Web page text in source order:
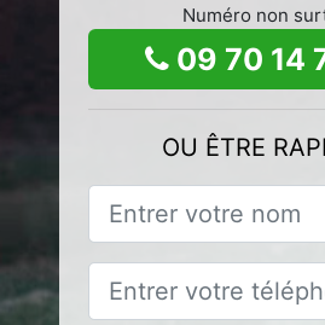
Numéro non
09 70 14
OU ÊTRE